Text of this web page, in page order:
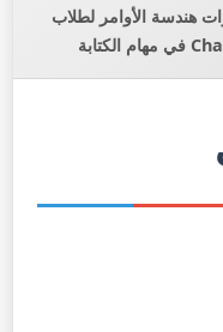
هندسة الأوامر لطلاب